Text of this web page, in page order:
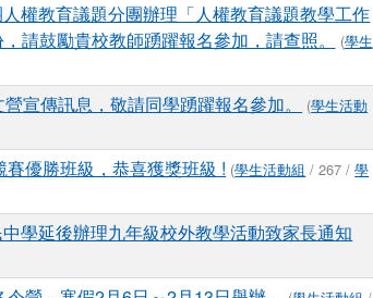
權教育議題分團辦理「人權教育議題教學工作
請鼓勵貴校教師踴躍報名參加，請查照。
(學生
宣傳訊息，敬請同學踴躍報名參加。 (學生活動
優勝班級，恭喜獲獎班級 ! (學生活動組 / 267 /學
學延後辦理九年級校外教學活動致家長通知